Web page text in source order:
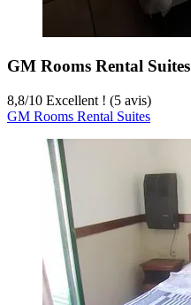
GM Rooms Rental Suites
8,8/10 Excellent ! (5 avis)
GM Rooms Rental Suites